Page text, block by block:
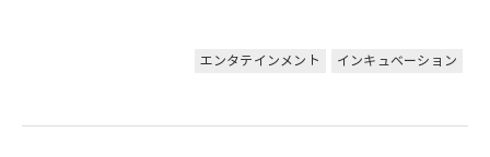
エンタテインメント インキュベーション